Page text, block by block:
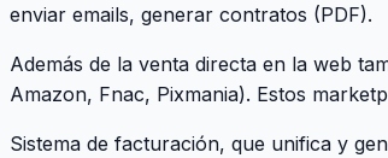
enviar emails, generar contratos (PDF).
Además de la venta directa en la web
Amazon, Fnac, Pixmania). Estos
Sistema de facturación, que unifica y